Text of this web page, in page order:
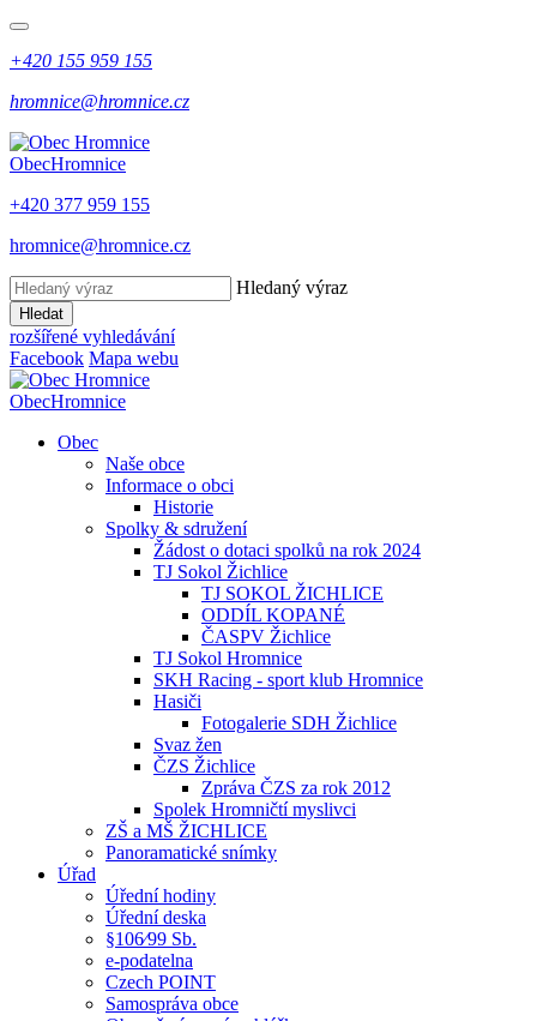
+420 155 959 155
hromnice@hromnice.cz
ObecHromnice
+420 377 959 155
hromnice@hromnice.cz
Hledaný výraz
Hledat
rozšířené vyhledávání
Facebook Mapa webu
ObecHromnice
Obec
Naše obce
Informace o obci
Historie
Spolky & sdružení
Žádost o dotaci spolků na rok 2024
TJ Sokol Žichlice
TJ SOKOL ŽICHLICE
ODDÍL KOPANÉ
ČASPV Žichlice
TJ Sokol Hromnice
SKH Racing - sport klub Hromnice
Hasiči
Fotogalerie SDH Žichlice
Svaz žen
ČZS Žichlice
Zpráva ČZS za rok 2012
Spolek Hromničtí myslivci
ZŠ a MŠ ŽICHLICE
Panoramatické snímky
Úřad
Úřední hodiny
Úřední deska
§106⁄99 Sb.
e-podatelna
Czech POINT
Samospráva obce